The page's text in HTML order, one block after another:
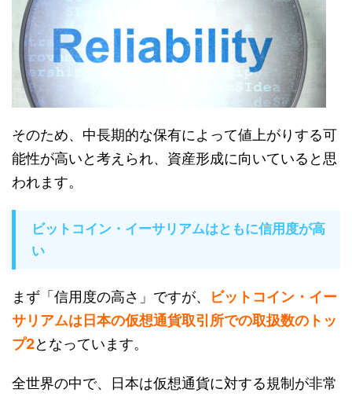
そのため、中長期的な保有によって値上がりする可
能性が高いと考えられ、資産形成に向いていると思
われます。
ビットコイン・イーサリアムはともに信用度が高
い
まず「信用度の高さ」ですが、
ビットコイン・イー
サリアムは日本の仮想通貨取引所での取扱数のトッ
プ2となっています。
全世界の中で、日本は仮想通貨に対する規制が非常